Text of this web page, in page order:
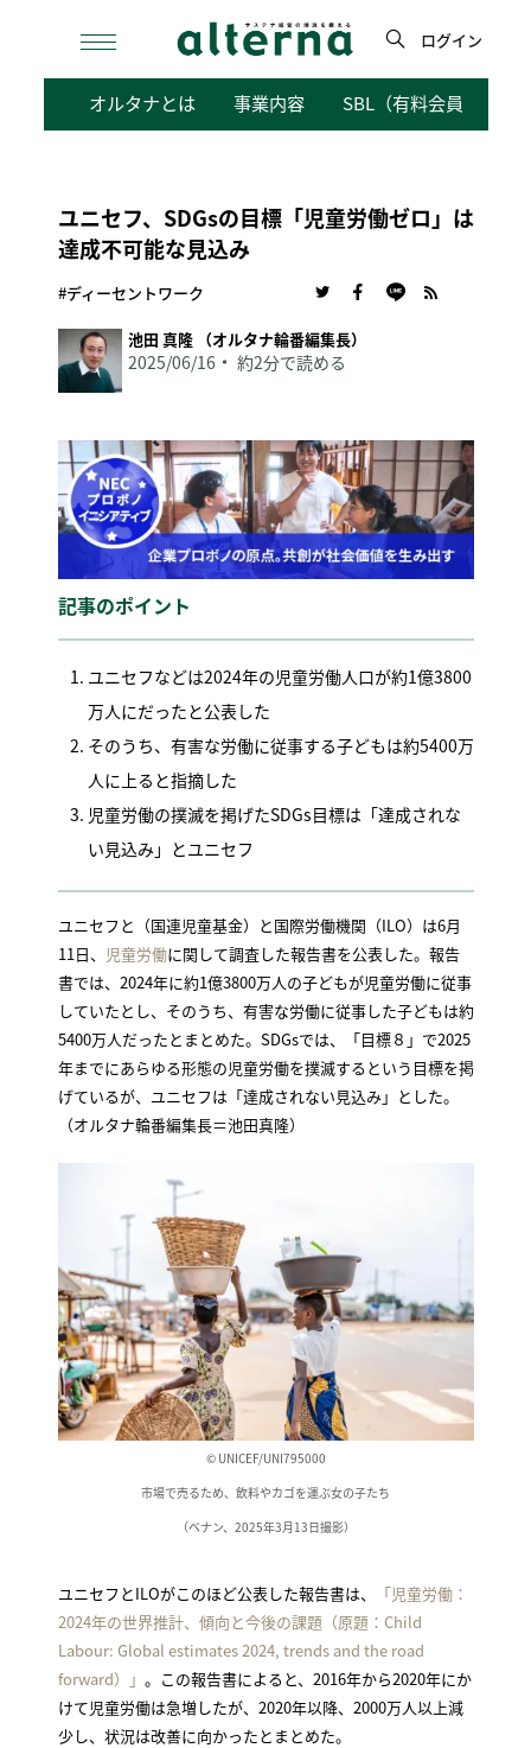
検
ログイン
オルタナとは 事業内容 SBL（有料会員向けサ
ユニセフ、SDGsの目標「児童労働ゼロ」は
達成不可能な見込み
#ディーセントワーク
池田 真隆 （オルタナ輪番編集長）
2025/06/16 約2分で読める
記事のポイント
ユニセフなどは2024年の児童労働人口が約1億3800
万人にだったと公表した
そのうち、有害な労働に従事する子どもは約5400万
人に上ると指摘した
児童労働の撲滅を掲げたSDGs目標は「達成されな
い見込み」とユニセフ
ユニセフと（国連児童基金）と国際労働機関（ILO）は6月
11日、
児童労働に関して調査した報告書を公表した。報告
書では、2024年に約1億3800万人の子どもが児童労働に従事
していたとし、そのうち、有害な労働に従事した子どもは約
5400万人だったとまとめた。SDGsでは、「目標８」で2025
年までにあらゆる形態の児童労働を撲滅するという目標を掲
げているが、ユニセフは「達成されない見込み」とした。
（オルタナ輪番編集長＝池田真隆）
© UNICEF/UNI795000
市場で売るため、飲料やカゴを運ぶ女の子たち
（ベナン、2025年3月13日撮影）
ユニセフとILOがこのほど公表した報告書は、
「児童労働：
2024年の世界推計、傾向と今後の課題（原題：Child
Labour: Global estimates 2024, trends and the road
forward）」 。この報告書によると、2016年から2020年にか
けて児童労働は急増したが、2020年以降、2000万人以上減
少し、状況は改善に向かったとまとめた。